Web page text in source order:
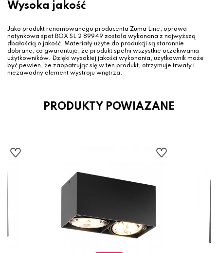
Wysoka jakość
Jako produkt renomowanego producenta Zuma Line, oprawa
natynkowa spot BOX SL 2 89949 została wykonana z najwyższą
dbałością o jakość. Materiały użyte do produkcji są starannie
dobrane, co gwarantuje, że produkt spełni wszystkie oczekiwania
użytkowników. Dzięki wysokiej jakości wykonania, użytkownik może
być pewien, że zaopatrując się w ten produkt, otrzymuje trwały i
niezawodny element wystroju wnętrza.
PRODUKTY POWIAZANE